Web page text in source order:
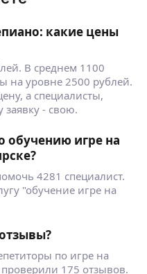
какие цены
В среднем 1100
на уровне 2500 рублей.
а специалисты,
заявку - свою.
обучению игре на
4281 специалист.
"обучение игре на
по игре на
175 отзывов.